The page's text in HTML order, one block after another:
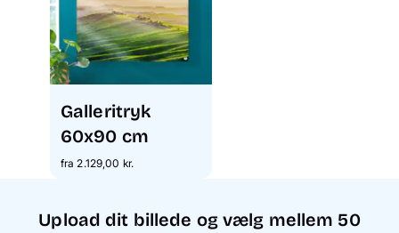
Galleritryk
60x90 cm
fra 2.129,00 kr.
Upload dit billede og vælg mellem 50